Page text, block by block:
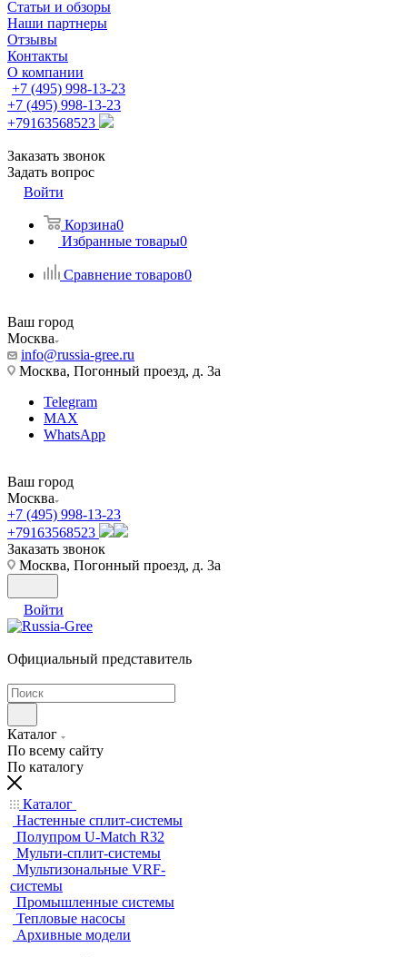
Статьи и обзоры
Наши партнеры
Отзывы
Контакты
О компании
+7 (495) 998-13-23
+7 (495) 998-13-23
+79163568523
Заказать звонок
Задать вопрос
Войти
Корзина0
Избранные товары0
Сравнение товаров0
Ваш город
Москва
info@russia-gree.ru
Москва, Погонный проезд, д. 3а
Telegram
MAX
WhatsApp
Ваш город
Москва
+7 (495) 998-13-23
+79163568523
Заказать звонок
Москва, Погонный проезд, д. 3а
Войти
Официальный представитель
Каталог
По всему сайту
По каталогу
Каталог
Настенные сплит-системы
Полупром U-Match R32
Мульти-сплит-системы
Мультизональные VRF-
системы
Промышленные системы
Тепловые насосы
Архивные модели